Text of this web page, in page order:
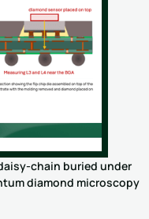
chain buried under
diamond microscopy